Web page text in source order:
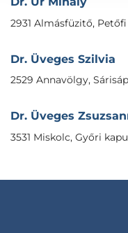
2931 Almásfüzitő,
Dr. Üveges Szilvia
2529 Annavölgy,
Dr. Üveges
3531 Miskolc, Győri kapu